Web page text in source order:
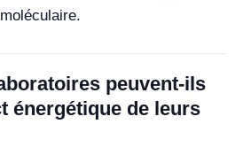
peuvent-ils
énergétique de leurs